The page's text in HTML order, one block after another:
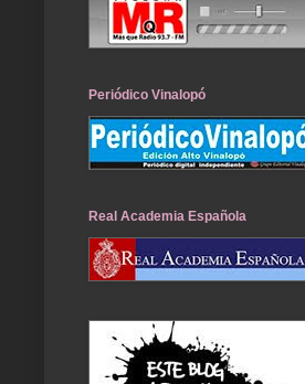
Periódico Vinalopó
Real Academia Española